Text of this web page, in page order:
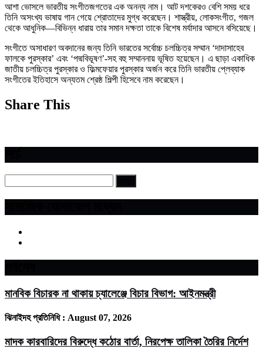
আশা ভোসলে ভারতীয় সংগীতজগতের এক অনন্য নাম। আট দশকেরও বেশি সময় ধরে
তিনি অসংখ্য ভাষায় গান গেয়ে শ্রোতাদের মুগ্ধ করেছেন। শাস্ত্রীয়, লোকসংগীত, গজল
থেকে আধুনিক—বিভিন্ন ধারায় তার সমান দক্ষতা তাকে বিশেষ মর্যাদার আসনে বসিয়েছে।
সংগীতে অসাধারণ অবদানের জন্য তিনি ভারতের সর্বোচ্চ চলচ্চিত্র সম্মান ‘দাদাসাহেব
ফালকে পুরস্কার’ এবং ‘পদ্মবিভূষণ’-সহ বহু সম্মাননায় ভূষিত হয়েছেন। এ ছাড়া একাধিক
জাতীয় চলচ্চিত্র পুরস্কার ও ফিল্মফেয়ার পুরস্কার অর্জন করে তিনি ভারতীয় প্লেব্যাক
সংগীতের ইতিহাসে অন্যতম শ্রেষ্ঠ শিল্পী হিসেবে নাম করেছেন।
Share This
মানবিক বিচারক না থাকায় চ্যালেঞ্জে বিচার বিভাগ: আইনমন্ত্রী
ঝিনাইদহ প্রতিনিধি : August 07, 2026
মাদক কারবারিদের বিরুদ্ধে কঠোর বার্তা, নিরপেক্ষ তালিকা তৈরির নির্দেশ